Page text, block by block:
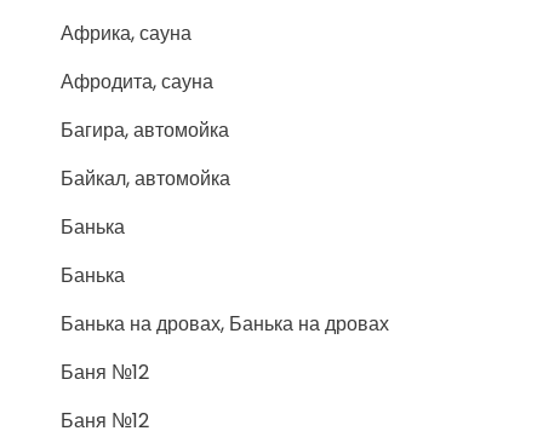
Африка, сауна
Афродита, сауна
Багира, автомойка
Байкал, автомойка
Банька
Банька
Банька на дровах, Банька на дровах
Баня №12
Баня №12